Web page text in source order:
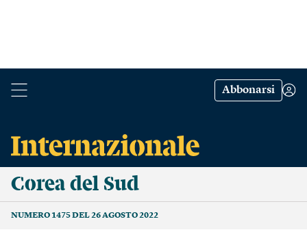
Abbonarsi
Corea del Sud
NUMERO 1475 DEL 26 AGOSTO 2022